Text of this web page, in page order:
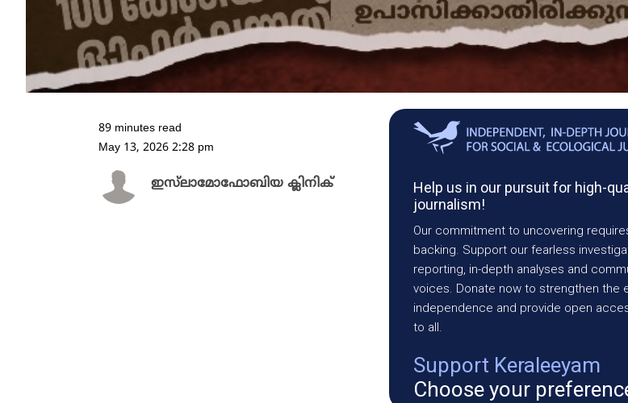
Help us in our pursuit for high-
journalism!
Our commitment to uncovering
backing. Support our fearless
reporting, in-depth analyses and
voices. Donate now to strengthen the
independence and provide open
to all.
Support Keraleeyam
Choose your
89 minutes read
May 13, 2026 2:28 pm
ഇസ്‌ലാമോഫോബിയ ക്ലിനിക്